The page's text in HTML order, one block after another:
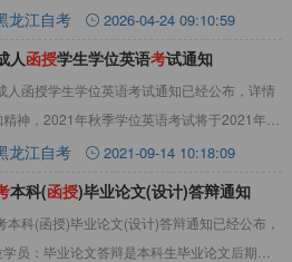
龙江自考 2026-04-24 09:10:59
人函授学生学位英语考试通知
人函授学生学位英语考试通知已经公布，详情
神，2021年秋季学位英语考试将于2021年10
龙江自考 2021-09-14 10:18:09
本科(函授)毕业论文(设计)答辩​通知
科(函授)毕业论文(设计)答辩通知已经公布，
员：毕业论文答辩是本科生毕业论文后期工